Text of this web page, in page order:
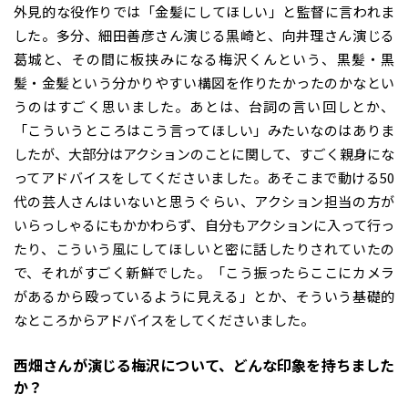
外見的な役作りでは「金髪にしてほしい」と監督に言われま
した。多分、細田善彦さん演じる黒崎と、向井理さん演じる
葛城と、その間に板挟みになる梅沢くんという、黒髪・黒
髪・金髪という分かりやすい構図を作りたかったのかなとい
うのはすごく思いました。あとは、台詞の言い回しとか、
「こういうところはこう言ってほしい」みたいなのはありま
したが、大部分はアクションのことに関して、すごく親身にな
ってアドバイスをしてくださいました。あそこまで動ける50
代の芸人さんはいないと思うぐらい、アクション担当の方が
いらっしゃるにもかかわらず、自分もアクションに入って行っ
たり、こういう風にしてほしいと密に話したりされていたの
で、それがすごく新鮮でした。「こう振ったらここにカメラ
があるから殴っているように見える」とか、そういう基礎的
なところからアドバイスをしてくださいました。
――西畑さんが演じる梅沢について、どんな印象を持ちました
か？